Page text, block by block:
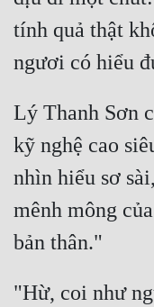
Trinh Thám
Triều Đấu
Trùng Sinh
Trọng Sinh
Tu Chân
Tu Tiên
Tội Phạm
Võ Hiệp
tính quả thật
Lý Thanh Sơn
kỹ nghệ cao
nhìn hiểu sơ
mênh mông